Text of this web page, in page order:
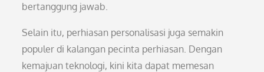
bertanggung jawab.
Selain itu, perhiasan personalisasi juga semakin
populer di kalangan pecinta perhiasan. Dengan
kemajuan teknologi, kini kita dapat memesan